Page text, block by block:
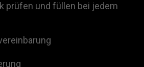
prüfen und füllen bei jedem